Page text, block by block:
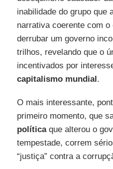
inabilidade do grupo que
narrativa coerente com
derrubar um governo
trilhos, revelando que o
incentivados por
capitalismo mundial.
O mais interessante,
primeiro momento, que
políticaque alterou o
tempestade, correm
“justiça” contra a